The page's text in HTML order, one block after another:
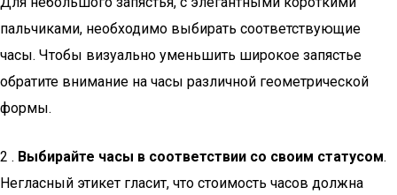
пальчиками, необходимо выбирать соответствующие
часы. Чтобы визуально уменьшить широкое запястье
обратите внимание на часы различной геометрической
формы.
2 . Выбирайте часы в соответствии со своим статусом.
Негласный этикет гласит, что стоимость часов должна